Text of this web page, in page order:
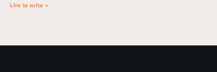
Lire la suite »